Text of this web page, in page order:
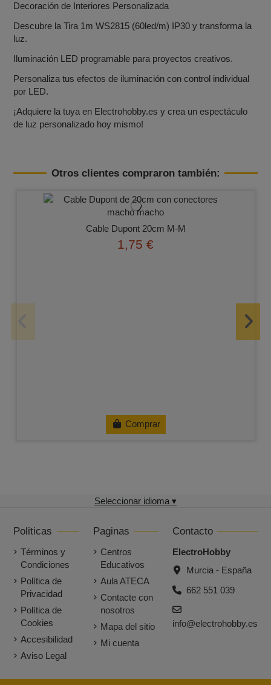
Decoración de Interiores Personalizada
Descubre la Tira 1m WS2815 (60led/m) IP30 y transforma la
luz.
Iluminación LED programable para proyectos creativos.
Personaliza tus efectos de iluminación con control individual
por LED.
¡Adquiere la tuya en Electrohobby.es y crea un espectáculo
de luz personalizado hoy mismo!
Otros clientes compraron también:
Cable Dupont 20cm M-M
1,75 €
Comprar
Seleccionar idioma ▾
Politicas
Términos y
Condiciones
Política de
Privacidad
Política de
Cookies
Accesibilidad
Aviso Legal
Paginas
Centros
Educativos
Aula ATECA
Contacte con
nosotros
Mapa del sitio
Mi cuenta
Contacto
ElectroHobby
Murcia - España
662 551 039
info@electrohobby.es